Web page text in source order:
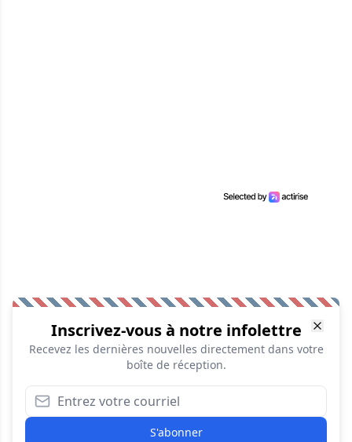
Inscrivez-vous à notre infolettre
Recevez les dernières nouvelles directement dans votre
boîte de réception.
S'abonner